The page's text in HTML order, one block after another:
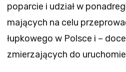
poparcie i udział w
mających na celu
łupkowego w Polsce i –
zmierzających do